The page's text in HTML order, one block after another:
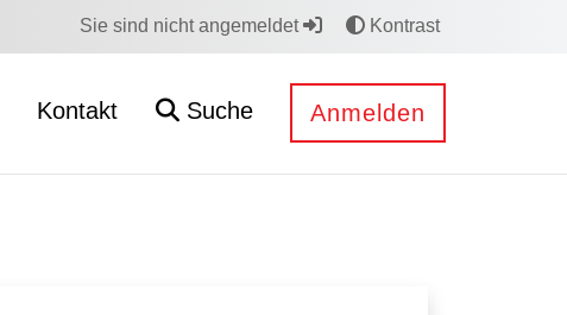
Sie sind nicht angemeldet Kontrast
Kontakt Suche Anmelden